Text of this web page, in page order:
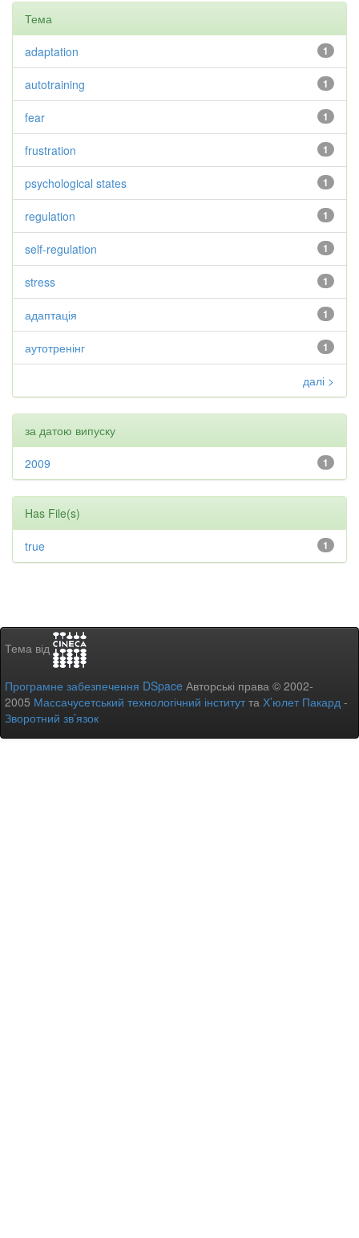
Тема
1
adaptation
1
autotraining
1
fear
1
frustration
1
psychological states
1
regulation
1
self-regulation
1
stress
1
адаптація
1
аутотренінг
далі >
за датою випуску
1
2009
Has File(s)
1
true
Тема від
Програмне забезпечення DSpace Авторські права © 2002-
2005 Массачусетський технологічний інститутта Х’юлет Пакард -
Зворотний зв’язок